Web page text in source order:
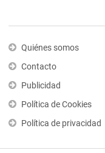
Quiénes somos
Contacto
Publicidad
Política de Cookies
Política de privacidad